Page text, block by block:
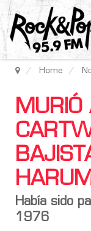
Home
MURIÓ
Había sido
1976